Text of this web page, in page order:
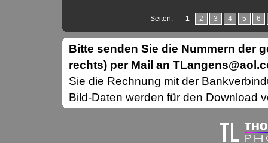
Seiten: 1 2 3 4 5 6
Bitte senden Sie die Nummern der
rechts) per Mail an
Sie die Rechnung mit der
Bild-Daten werden für den Download